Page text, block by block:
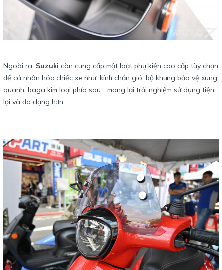
Ngoài ra, Suzuki còn cung cấp một loạt phụ kiện cao cấp tùy chọn
để cá nhân hóa chiếc xe như: kính chắn gió, bộ khung bảo vệ xung
quanh, baga kim loại phía sau… mang lại trải nghiệm sử dụng tiện
lợi và đa dạng hơn.